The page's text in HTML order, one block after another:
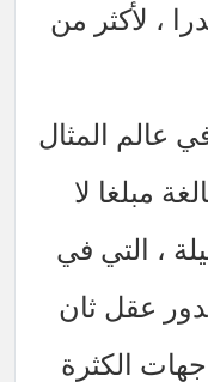
، لأكثر من
عالم المثال
مبلغا لا
، التي في
عقل ثان
الكثرة